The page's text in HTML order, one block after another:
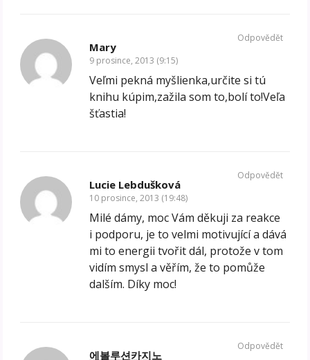
Mary
9 prosince, 2013 (9:15)
Veľmi pekná myšlienka,určite si tú
knihu kúpim,zažila som to,bolí to!Veľa
šťastia!
Odpovědět
Lucie Lebdušková
10 prosince, 2013 (19:48)
Milé dámy, moc Vám děkuji za reakce
i podporu, je to velmi motivující a dává
mi to energii tvořit dál, protože v tom
vidím smysl a věřím, že to pomůže
dalším. Díky moc!
Odpovědět
에볼루션카지노
Odpovědět